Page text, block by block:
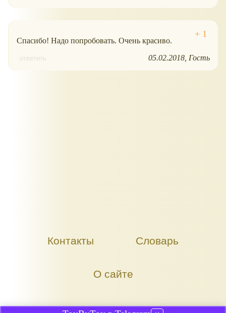
Спасибо! Надо попробовать. Очень красиво.
ответить 05.02.2018 Гость
Контакты Словарь
О сайте